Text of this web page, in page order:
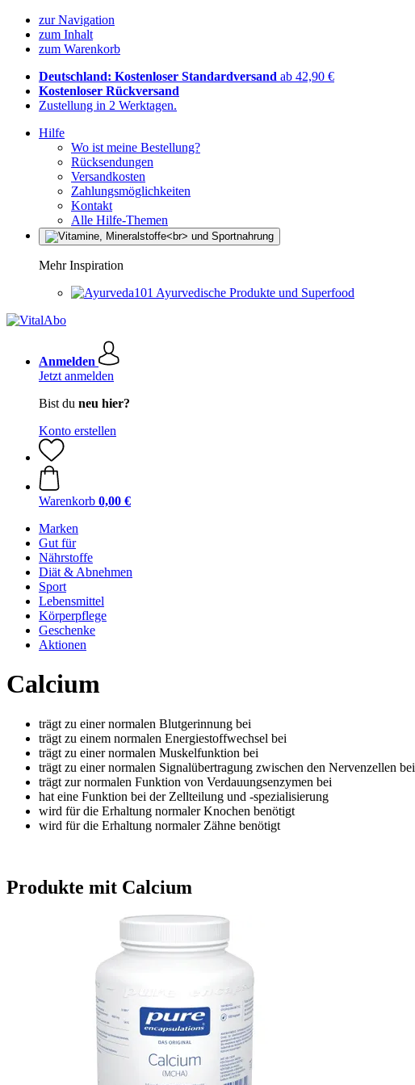
zur Navigation
zum Inhalt
zum Warenkorb
Deutschland: Kostenloser Standardversand ab 42,90 €
Kostenloser Rückversand
Zustellung in 2 Werktagen.
Hilfe
Wo ist meine Bestellung?
Rücksendungen
Versandkosten
Zahlungsmöglichkeiten
Kontakt
Alle Hilfe-Themen
Mehr Inspiration
Ayurvedische Produkte und Superfood
Anmelden
Jetzt anmelden
Bist du neu hier?
Konto erstellen
Warenkorb 0,00 €
Marken
Gut für
Nährstoffe
Diät & Abnehmen
Sport
Lebensmittel
Körperpflege
Geschenke
Aktionen
Calcium
trägt zu einer normalen Blutgerinnung bei
trägt zu einem normalen Energiestoffwechsel bei
trägt zu einer normalen Muskelfunktion bei
trägt zu einer normalen Signalübertragung zwischen den Nervenzellen bei
trägt zur normalen Funktion von Verdauungsenzymen bei
hat eine Funktion bei der Zellteilung und -spezialisierung
wird für die Erhaltung normaler Knochen benötigt
wird für die Erhaltung normaler Zähne benö­tigt
Produkte mit Calcium